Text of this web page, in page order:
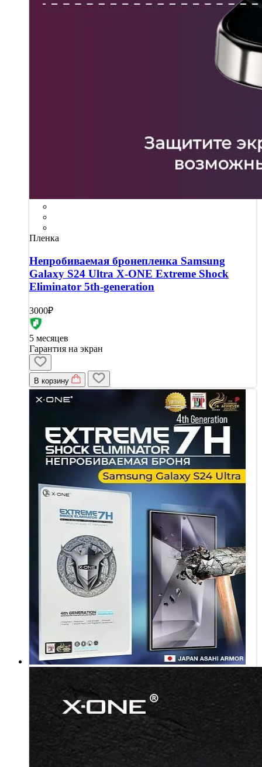
Пленка
Непробиваемая бронепленка Samsung
Galaxy S24 Ultra X-ONE Extreme Shock
Eliminator 5th-generation
3000₽
5 месяцев
Гарантия на экран
В корзину